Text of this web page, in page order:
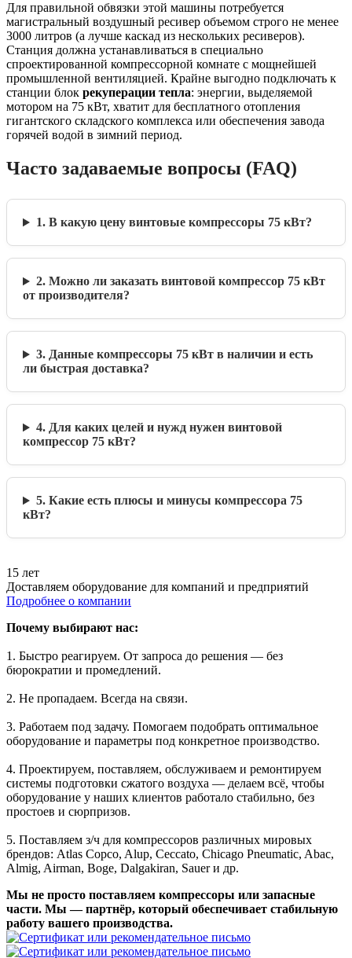
Для правильной обвязки этой машины потребуется
магистральный воздушный ресивер объемом строго не менее
3000 литров (а лучше каскад из нескольких ресиверов).
Станция должна устанавливаться в специально
спроектированной компрессорной комнате с мощнейшей
промышленной вентиляцией. Крайне выгодно подключать к
станции блок рекуперации тепла: энергии, выделяемой
мотором на 75 кВт, хватит для бесплатного отопления
гигантского складского комплекса или обеспечения завода
горячей водой в зимний период.
Часто задаваемые вопросы (FAQ)
1. В какую цену винтовые компрессоры 75 кВт?
2. Можно ли заказать винтовой компрессор 75 кВт
от производителя?
3. Данные компрессоры 75 кВт в наличии и есть
ли быстрая доставка?
4. Для каких целей и нужд нужен винтовой
компрессор 75 кВт?
5. Какие есть плюсы и минусы компрессора 75
кВт?
15 лет
Доставляем оборудование для компаний и предприятий
Подробнее о компании
Почему выбирают нас:
1. Быстро реагируем. От запроса до решения — без
бюрократии и промедлений.
2. Не пропадаем. Всегда на связи.
3. Работаем под задачу. Помогаем подобрать оптимальное
оборудование и параметры под конкретное производство.
4. Проектируем, поставляем, обслуживаем и ремонтируем
системы подготовки сжатого воздуха — делаем всё, чтобы
оборудование у наших клиентов работало стабильно, без
простоев и сюрпризов.
5. Поставляем з/ч для компрессоров различных мировых
брендов: Atlas Copco, Alup, Ceccato, Chicago Pneumatic, Abac,
Almig, Airman, Boge, Dalgakiran, Sauer и др.
Мы не просто поставляем компрессоры или запасные
части. Мы — партнёр, который обеспечивает стабильную
работу вашего производства.